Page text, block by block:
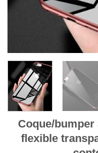
Coque/
flexible